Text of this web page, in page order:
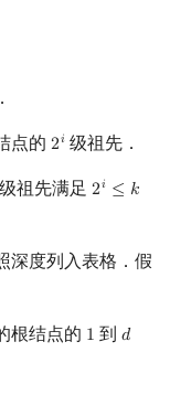
点的 2𝑖
2i 级祖先．
级祖先满足2𝑖 ≤ 𝑘
2i ≤k <2
深度列入表格．假
根结点的 1
1 到 𝑑
d